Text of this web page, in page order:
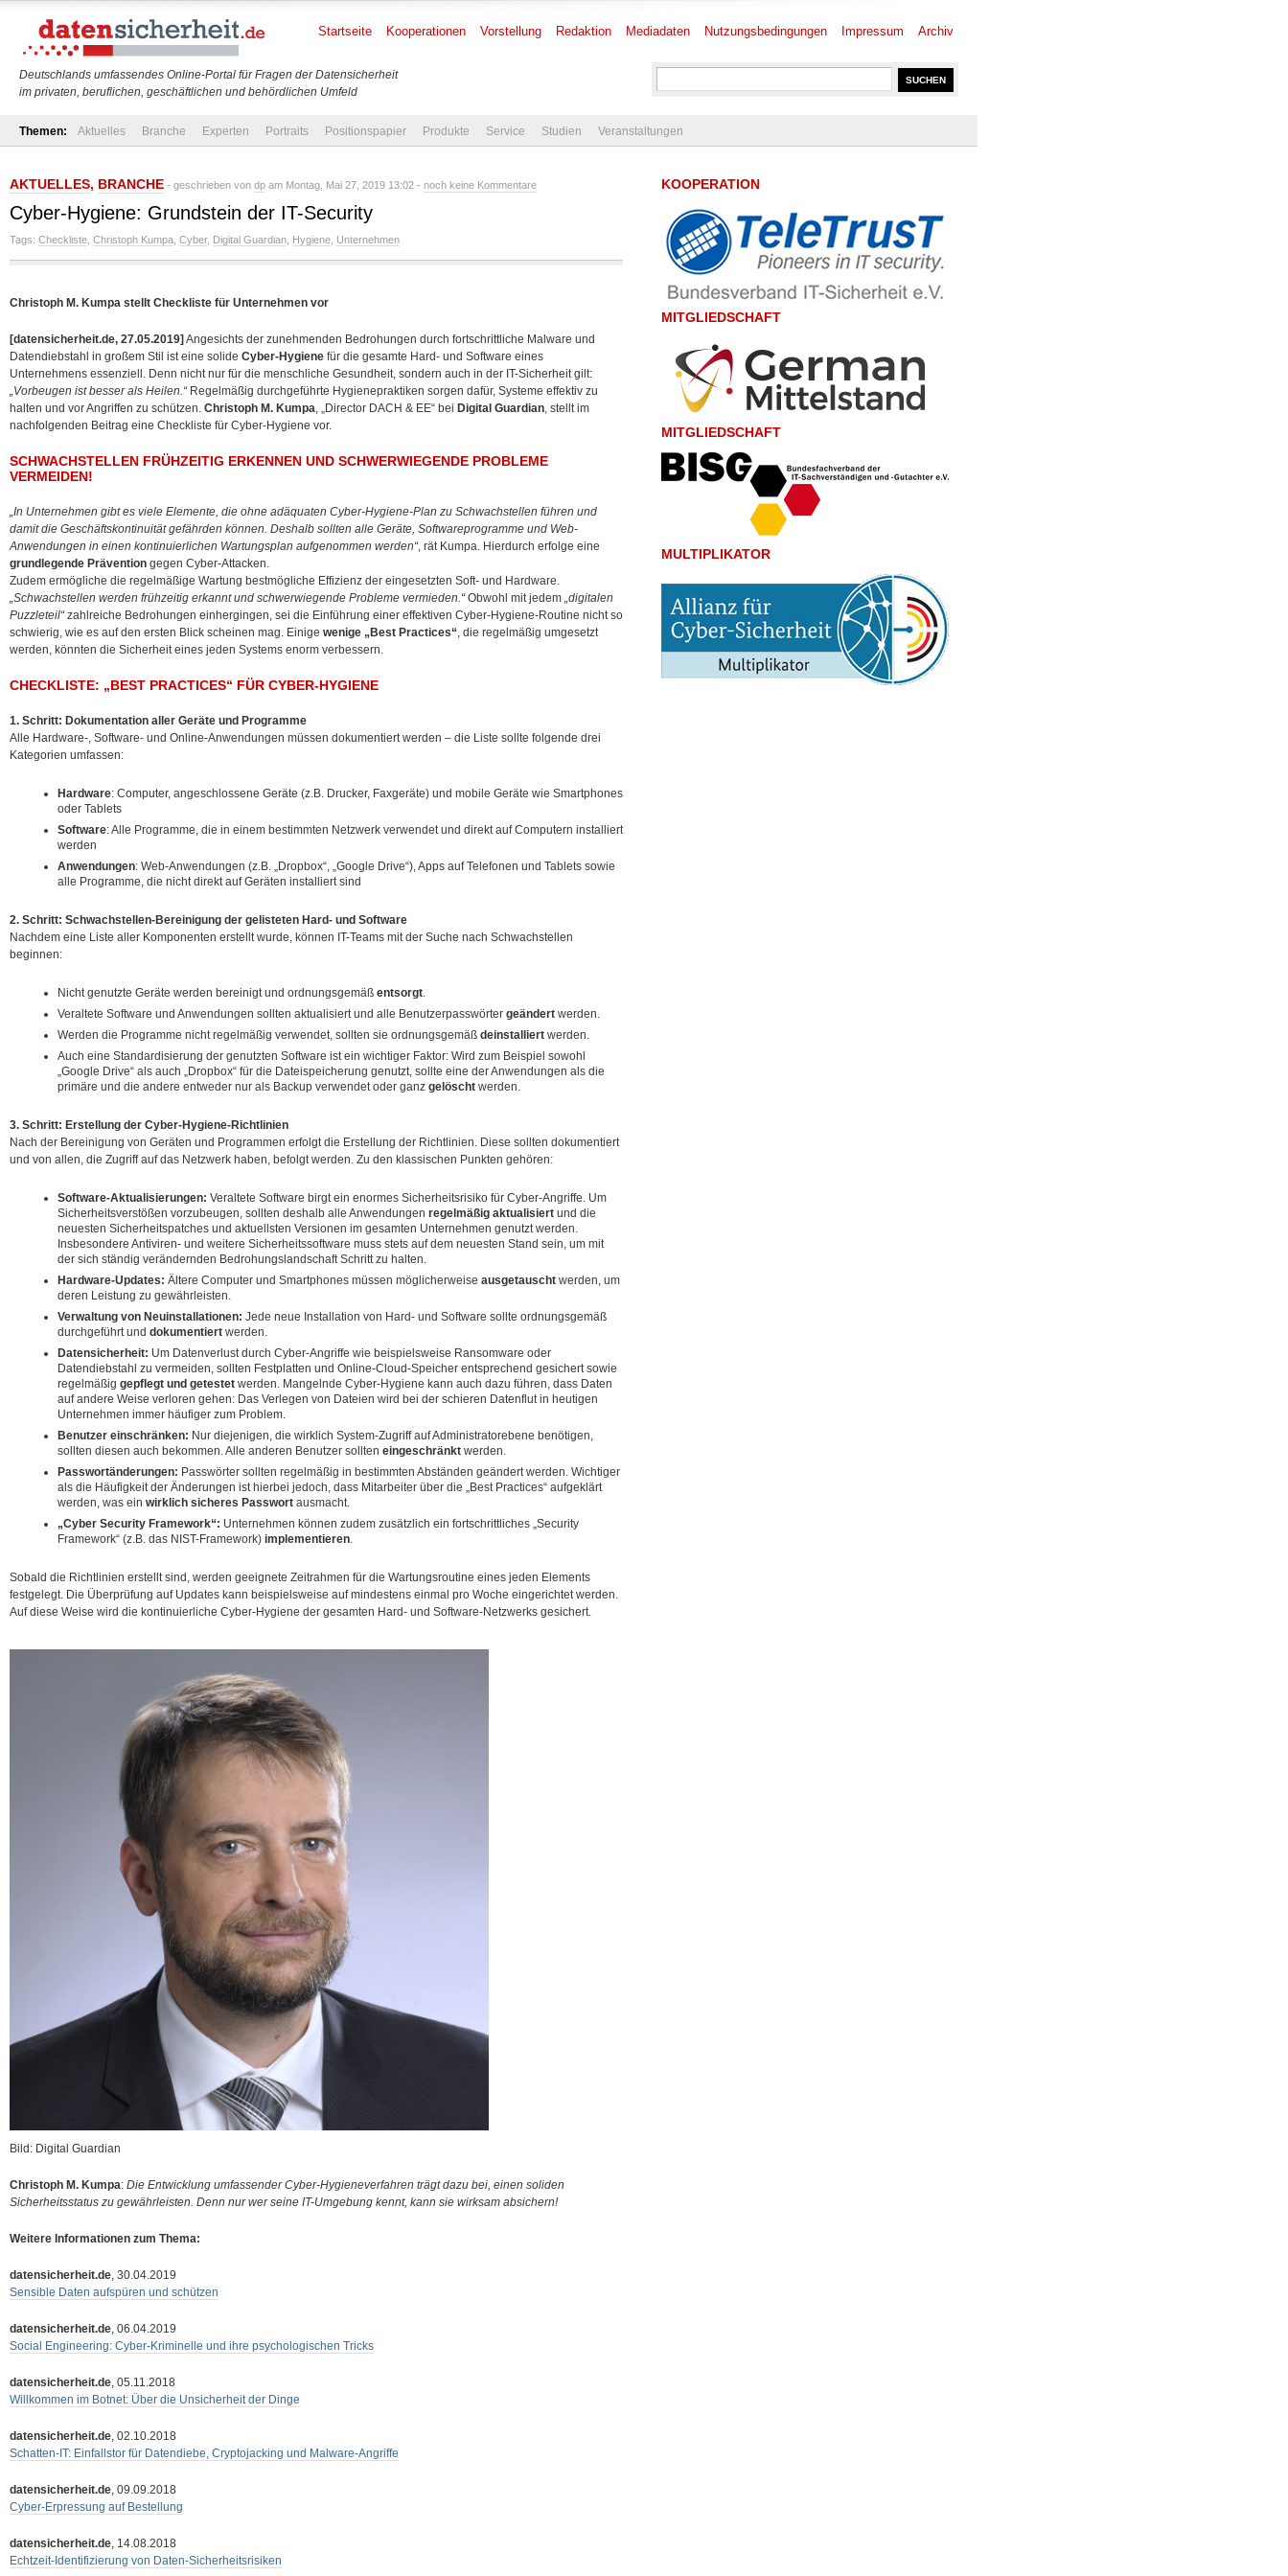
Deutschlands umfassendes Online-Portal für Fragen der Datensicherheit
im privaten, beruflichen, geschäftlichen und behördlichen Umfeld
Startseite Kooperationen Vorstellung Redaktion Mediadaten Nutzungsbedingungen Impressum Archiv
Themen: Aktuelles Branche Experten Portraits Positionspapier Produkte Service Studien Veranstaltungen
AKTUELLES, BRANCHE - geschrieben von dp am Montag, Mai 27, 2019 13:02 - noch keine Kommentare
Cyber-Hygiene: Grundstein der IT-Security
Tags: Checkliste Christoph Kumpa Cyber, Digital Guardian Hygiene Unternehmen
Christoph M. Kumpa stellt Checkliste für Unternehmen vor
[datensicherheit.de, 27.05.2019] Angesichts der zunehmenden Bedrohungen durch fortschrittliche Malware und
Datendiebstahl in großem Stil ist eine solide Cyber-Hygiene für die gesamte Hard- und Software eines
Unternehmens essenziell. Denn nicht nur für die menschliche Gesundheit, sondern auch in der IT-Sicherheit gilt:
„Vorbeugen ist besser als Heilen.“Regelmäßig durchgeführte Hygienepraktiken sorgen dafür, Systeme effektiv zu
halten und vor Angriffen zu schützen. Christoph M. Kumpa, „Director DACH & EE“ bei Digital Guardian, stellt im
nachfolgenden Beitrag eine Checkliste für Cyber-Hygiene vor.
SCHWACHSTELLEN FRÜHZEITIG ERKENNEN UND SCHWERWIEGENDE PROBLEME
VERMEIDEN!
„In Unternehmen gibt es viele Elemente, die ohne adäquaten Cyber-Hygiene-Plan zu Schwachstellen führen und
damit die Geschäftskontinuität gefährden können. Deshalb sollten alle Geräte, Softwareprogramme und Web-
Anwendungen in einen kontinuierlichen Wartungsplan aufgenommen werden“, rät Kumpa. Hierdurch erfolge eine
grundlegende Prävention gegen Cyber-Attacken.
Zudem ermögliche die regelmäßige Wartung bestmögliche Effizienz der eingesetzten Soft- und Hardware.
„Schwachstellen werden frühzeitig erkannt und schwerwiegende Probleme vermieden.“Obwohl mit jedem „digitalen
Puzzleteil“zahlreiche Bedrohungen einhergingen, sei die Einführung einer effektiven Cyber-Hygiene-Routine nicht so
schwierig, wie es auf den ersten Blick scheinen mag. Einige wenige „Best Practices“, die regelmäßig umgesetzt
werden, könnten die Sicherheit eines jeden Systems enorm verbessern.
CHECKLISTE: „BEST PRACTICES“ FÜR CYBER-HYGIENE
1. Schritt: Dokumentation aller Geräte und Programme
Alle Hardware-, Software- und Online-Anwendungen müssen dokumentiert werden – die Liste sollte folgende drei
Kategorien umfassen:
Hardware: Computer, angeschlossene Geräte (z.B. Drucker, Faxgeräte) und mobile Geräte wie Smartphones
oder Tablets
Software: Alle Programme, die in einem bestimmten Netzwerk verwendet und direkt auf Computern installiert
werden
Anwendungen: Web-Anwendungen (z.B. „Dropbox“, „Google Drive“), Apps auf Telefonen und Tablets sowie
alle Programme, die nicht direkt auf Geräten installiert sind
2. Schritt: Schwachstellen-Bereinigung der gelisteten Hard- und Software
Nachdem eine Liste aller Komponenten erstellt wurde, können IT-Teams mit der Suche nach Schwachstellen
beginnen:
Nicht genutzte Geräte werden bereinigt und ordnungsgemäß entsorgt.
Veraltete Software und Anwendungen sollten aktualisiert und alle Benutzerpasswörter geändert werden.
Werden die Programme nicht regelmäßig verwendet, sollten sie ordnungsgemäß deinstalliert werden.
Auch eine Standardisierung der genutzten Software ist ein wichtiger Faktor: Wird zum Beispiel sowohl
„Google Drive“ als auch „Dropbox“ für die Dateispeicherung genutzt, sollte eine der Anwendungen als die
primäre und die andere entweder nur als Backup verwendet oder ganz gelöscht werden.
3. Schritt: Erstellung der Cyber-Hygiene-Richtlinien
Nach der Bereinigung von Geräten und Programmen erfolgt die Erstellung der Richtlinien. Diese sollten dokumentiert
und von allen, die Zugriff auf das Netzwerk haben, befolgt werden. Zu den klassischen Punkten gehören:
Software-Aktualisierungen: Veraltete Software birgt ein enormes Sicherheitsrisiko für Cyber-Angriffe. Um
Sicherheitsverstößen vorzubeugen, sollten deshalb alle Anwendungen regelmäßig aktualisiert und die
neuesten Sicherheitspatches und aktuellsten Versionen im gesamten Unternehmen genutzt werden.
Insbesondere Antiviren- und weitere Sicherheitssoftware muss stets auf dem neuesten Stand sein, um mit
der sich ständig verändernden Bedrohungslandschaft Schritt zu halten.
Hardware-Updates: Ältere Computer und Smartphones müssen möglicherweise ausgetauscht werden, um
deren Leistung zu gewährleisten.
Verwaltung von Neuinstallationen: Jede neue Installation von Hard- und Software sollte ordnungsgemäß
durchgeführt und dokumentiert werden.
Datensicherheit: Um Datenverlust durch Cyber-Angriffe wie beispielsweise Ransomware oder
Datendiebstahl zu vermeiden, sollten Festplatten und Online-Cloud-Speicher entsprechend gesichert sowie
regelmäßig gepflegt und getestet werden. Mangelnde Cyber-Hygiene kann auch dazu führen, dass Daten
auf andere Weise verloren gehen: Das Verlegen von Dateien wird bei der schieren Datenflut in heutigen
Unternehmen immer häufiger zum Problem.
Benutzer einschränken: Nur diejenigen, die wirklich System-Zugriff auf Administratorebene benötigen,
sollten diesen auch bekommen. Alle anderen Benutzer sollten eingeschränkt werden.
Passwortänderungen: Passwörter sollten regelmäßig in bestimmten Abständen geändert werden. Wichtiger
als die Häufigkeit der Änderungen ist hierbei jedoch, dass Mitarbeiter über die „Best Practices“ aufgeklärt
werden, was ein wirklich sicheres Passwort ausmacht.
„Cyber Security Framework“: Unternehmen können zudem zusätzlich ein fortschrittliches „Security
Framework“ (z.B. das NIST-Framework) implementieren.
Sobald die Richtlinien erstellt sind, werden geeignete Zeitrahmen für die Wartungsroutine eines jeden Elements
festgelegt. Die Überprüfung auf Updates kann beispielsweise auf mindestens einmal pro Woche eingerichtet werden.
Auf diese Weise wird die kontinuierliche Cyber-Hygiene der gesamten Hard- und Software-Netzwerks gesichert.
Bild: Digital Guardian
Christoph M. Kumpa: Die Entwicklung umfassender Cyber-Hygieneverfahren trägt dazu bei, einen soliden
Sicherheitsstatus zu gewährleisten. Denn nur wer seine IT-Umgebung kennt, kann sie wirksam absichern!
Weitere Informationen zum Thema:
datensicherheit.de, 30.04.2019
Sensible Daten aufspüren und schützen
datensicherheit.de, 06.04.2019
Social Engineering: Cyber-Kriminelle und ihre psychologischen Tricks
datensicherheit.de, 05.11.2018
Willkommen im Botnet: Über die Unsicherheit der Dinge
datensicherheit.de, 02.10.2018
Schatten-IT: Einfallstor für Datendiebe, Cryptojacking und Malware-Angriffe
datensicherheit.de, 09.09.2018
Cyber-Erpressung auf Bestellung
datensicherheit.de, 14.08.2018
Echtzeit-Identifizierung von Daten-Sicherheitsrisiken
KOOPERATION
MITGLIEDSCHAFT
MITGLIEDSCHAFT
MULTIPLIKATOR